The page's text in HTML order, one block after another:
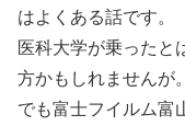
はよくある話です。
医科大学が乗ったと
方かもしれませんが。
でも富士フイルム富